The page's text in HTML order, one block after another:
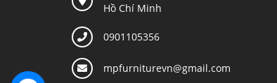
Hồ Chí Minh
0901105356
mpfurniturevn@gmail.com